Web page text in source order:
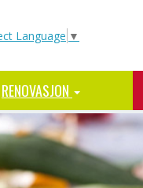
Language ▼
RENOVASJON